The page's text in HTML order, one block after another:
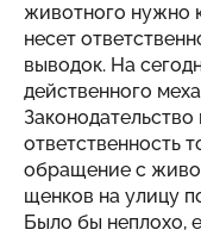
животного нужно
несет
выводок. На
действенного
ответственность
обращение с
щенков на улицу
Было бы неплохо,